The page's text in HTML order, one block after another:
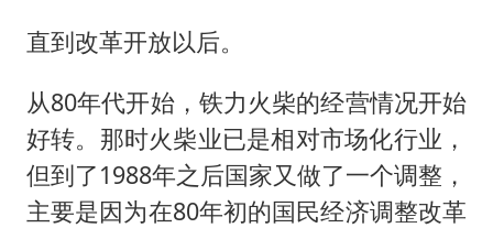
直到改革开放以后。
从80年代开始，铁力火柴的经营情况开始
好转。那时火柴业已是相对市场化行业，
但到了1988年之后国家又做了一个调整，
主要是因为在80年初的国民经济调整改革